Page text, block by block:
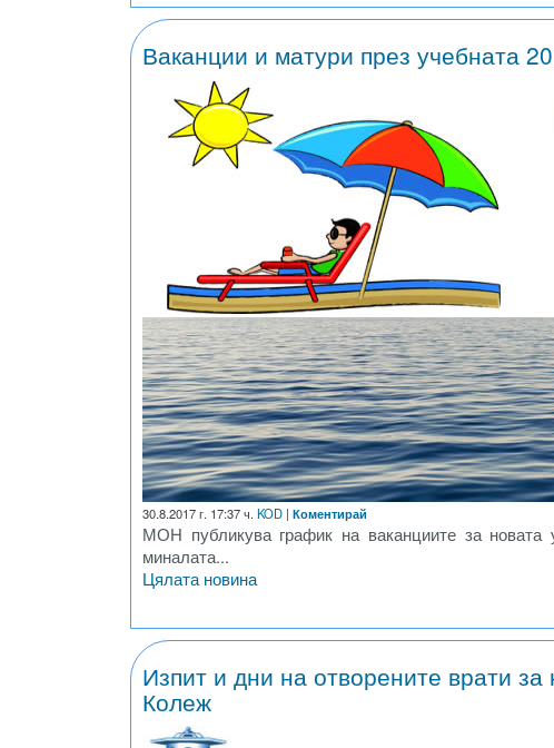
Ваканции и матури през учебната
30.8.2017 г. 17:37 ч. KOD | Коментирай
МОН публикува график на ваканциите за
миналата...
Цялата новина
Изпит и дни на отворените врати
Колеж